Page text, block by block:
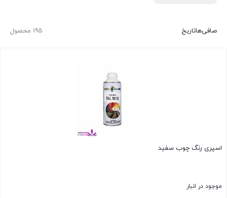
195 محصول صافی‌هاتاریخ
اسپری رنگ چوب سفید
موجود در انبار